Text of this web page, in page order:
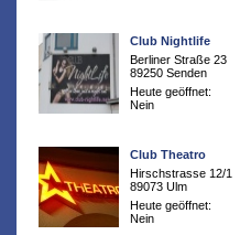
Club Nightlife
Berliner Straße 23
89250 Senden
Heute geöffnet:
Nein
Club Theatro
Hirschstrasse 12/1
89073 Ulm
Heute geöffnet:
Nein